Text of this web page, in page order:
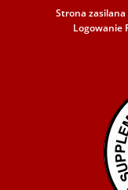
Strona
Logowanie